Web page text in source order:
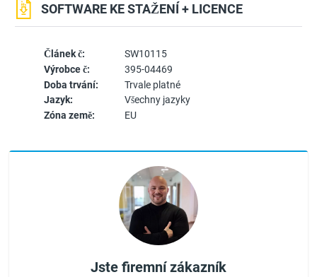
Článek č:
SW10115
Výrobce č:
395-04469
Doba trvání:
Trvale platné
Jazyk:
Všechny jazyky
Zóna země:
EU
SOFTWARE KE STAŽENÍ + LICENCE
Jste firemní zákazník